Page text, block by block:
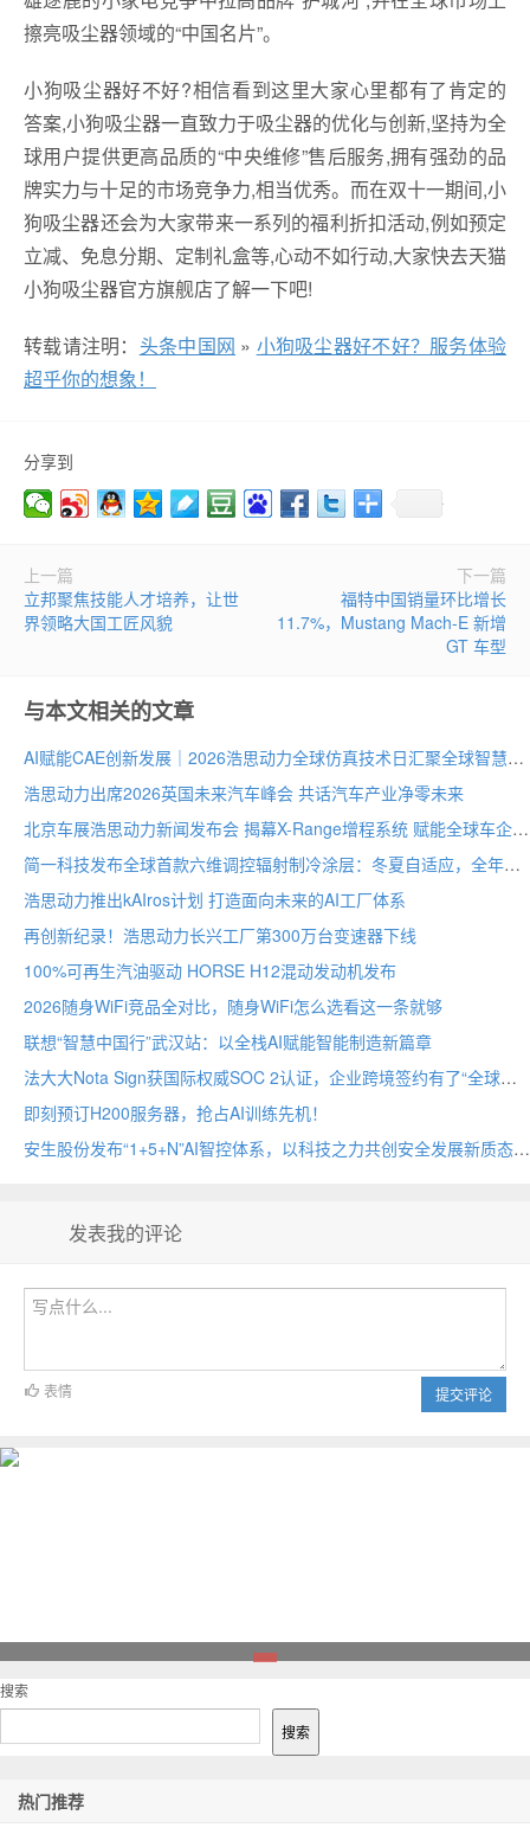
擦亮吸尘器领域的“中国名片”。
小狗吸尘器好不好?相信看到这里大家心里都有了肯定的
答案,小狗吸尘器一直致力于吸尘器的优化与创新,坚持为全
球用户提供更高品质的“中央维修”售后服务,拥有强劲的品
牌实力与十足的市场竞争力,相当优秀。而在双十一期间,小
狗吸尘器还会为大家带来一系列的福利折扣活动,例如预定
立减、免息分期、定制礼盒等,心动不如行动,大家快去天猫
小狗吸尘器官方旗舰店了解一下吧!
转载请注明： 头条中国网 » 小狗吸尘器好不好？服务体验
超乎你的想象！
分享到
上一篇
立邦聚焦技能人才培养，让世
界领略大国工匠风貌
下一篇
福特中国销量环比增长
11.7%，Mustang Mach-E 新增
GT 车型
与本文相关的文章
AI赋能CAE创新发展｜2026浩思动力全球仿真技术日汇聚全球智慧
浩思动力出席2026英国未来汽车峰会 共话汽车产业净零未来
北京车展浩思动力新闻发布会 揭幕X-Range增程系统 赋能全球车企纯电平台混动化
简一科技发布全球首款六维调控辐射制冷涂层：冬夏自适应，全年节能30–40%
浩思动力推出kAIros计划 打造面向未来的AI工厂体系
再创新纪录！浩思动力长兴工厂第300万台变速器下线
100%可再生汽油驱动 HORSE H12混动发动机发布
2026随身WiFi竞品全对比，随身WiFi怎么选看这一条就够
联想“智慧中国行”武汉站：以全栈AI赋能智能制造新篇章
法大大Nota Sign获国际权威SOC 2认证，企业跨境签约有了“全球通行证”
即刻预订H200服务器，抢占AI训练先机！
安生股份发布“1+5+N”AI智控体系，以科技之力共创安全发展新质态
发表我的评论
提交评论
表情
搜索
搜索
热门推荐